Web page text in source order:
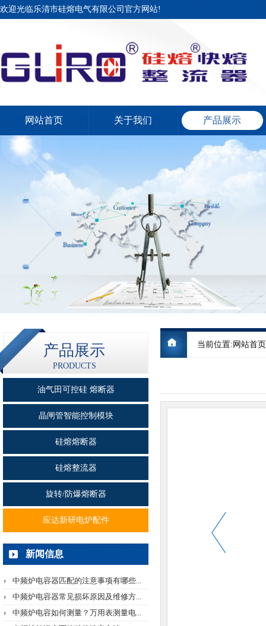
欢迎光临乐清市硅熔电气有限公司官方网站!
网站首页 关于我们 产品展示
产品展示
PRODUCTS
油气田可控硅 熔断器
晶闸管智能控制模块
硅熔熔断器
硅熔整流器
旋转/防爆熔断器
应达新研电炉配件
新闻信息
中频炉电容器匹配的注意事项有哪些...
中频炉电容器常见损坏原因及维修方...
中频炉电容如何测量？万用表测量电...
当前位置: 网站首页